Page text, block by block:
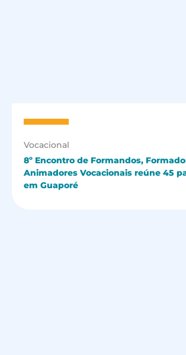
Vocacional
8º Encontro de Formandos,
Animadores Vocacionais reúne 45
em Guaporé